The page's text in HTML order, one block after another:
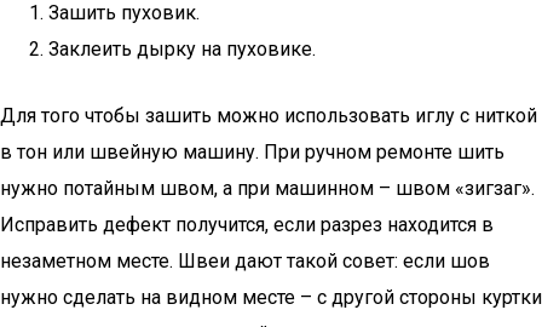
Зашить пуховик.
Заклеить дырку на пуховике.
Для того чтобы зашить можно использовать иглу с ниткой
в тон или швейную машину. При ручном ремонте шить
нужно потайным швом, а при машинном – швом «зигзаг».
Исправить дефект получится, если разрез находится в
незаметном месте. Швеи дают такой совет: если шов
нужно сделать на видном месте – с другой стороны куртки